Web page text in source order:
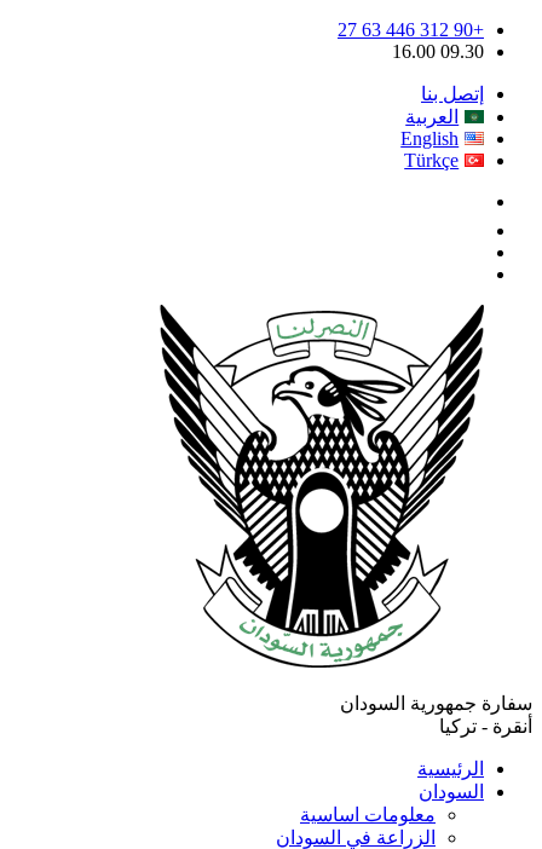
+90 312 446 63 27
09.30 16.00
إتصل بنا
العربية
English
Türkçe
سفارة جمهورية السودان
أنقرة - تركيا
الرئيسية
السودان
معلومات اساسية
الزراعة في السودان